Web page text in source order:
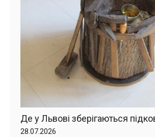
Де у Львові зберігаються
28.07.2026